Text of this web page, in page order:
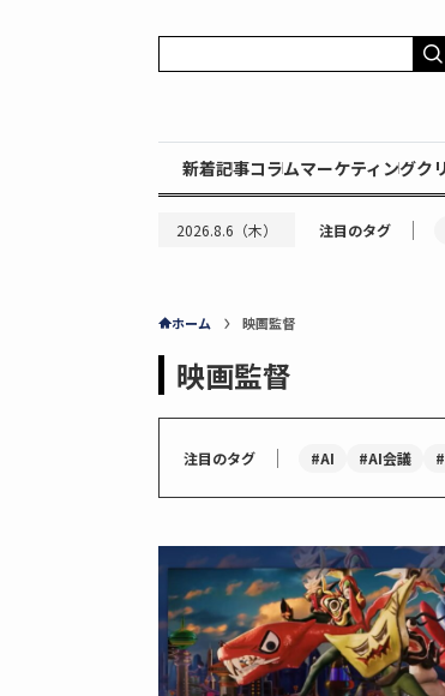
新着記事コラムマーケティングク
2026.8.6（木） 注目のタグ ｜
ホーム 映画監督
映画監督
注目のタグ ｜ #AI #AI会議